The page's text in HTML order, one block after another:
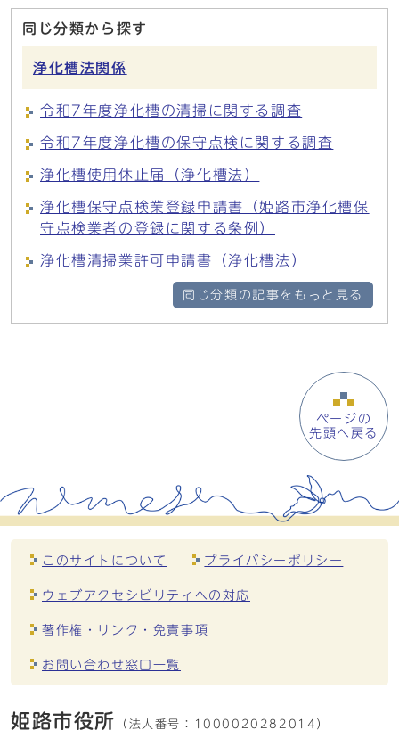
同じ分類から探す
浄化槽法関係
令和7年度浄化槽の清掃に関する調査
令和7年度浄化槽の保守点検に関する調査
浄化槽使用休止届（浄化槽法）
浄化槽保守点検業登録申請書（姫路市浄化槽保
守点検業者の登録に関する条例）
浄化槽清掃業許可申請書（浄化槽法）
同じ分類の記事をもっと見る
ページの
先頭へ戻る
このサイトについて プライバシーポリシー
ウェブアクセシビリティへの対応
著作権・リンク・免責事項
お問い合わせ窓口一覧
姫路市役所 （法人番号： 1000020282014）